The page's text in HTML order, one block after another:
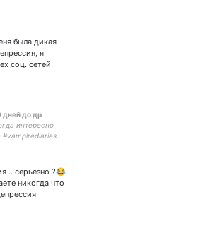
была дикая
я
соц. сетей,
дней до др
интересно
#vampirediaries
#люцифер 💗💗
.. серьезно ?😂
никогда что